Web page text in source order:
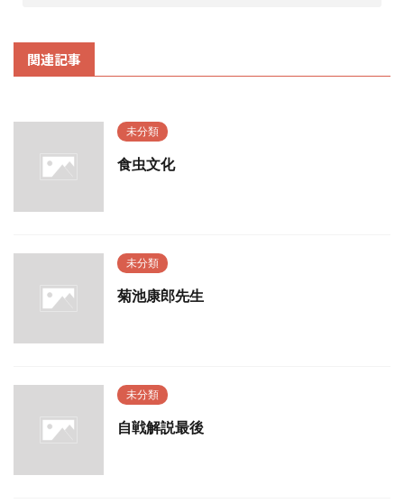
関連記事
未分類
食虫文化
未分類
菊池康郎先生
未分類
自戦解説最後